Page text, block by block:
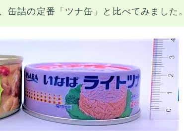
缶詰の定番「ツナ缶」と比べてみました。